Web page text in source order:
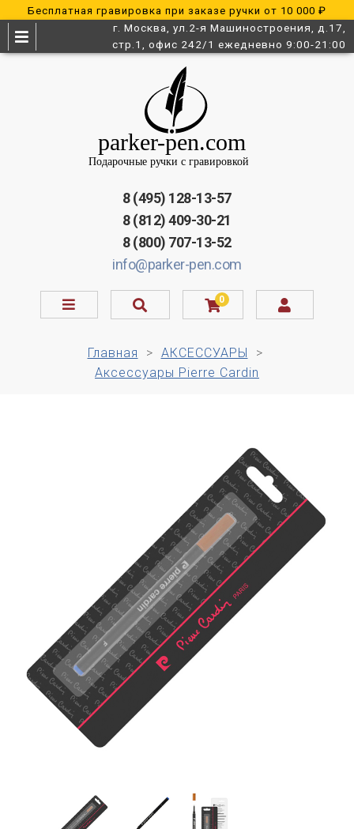
Бесплатная гравировка при заказе ручки от 10 000 ₽
г. Москва, ул.2-я Машиностроения, д.17,
стр.1, офис 242/1 ежедневно 9:00-21:00
8 (495) 128-13-57
8 (812) 409-30-21
8 (800) 707-13-52
info@parker-pen.com
0
Главная
АКСЕССУАРЫ
Аксессуары Pierre Cardin